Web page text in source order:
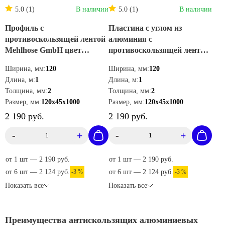
5.0 (1) В наличии
Профиль с
противоскользящей лентой
Mehlhose GmbH цвет
AKM1GF2
Ширина, мм:120
Длина, м:1
Толщина, мм:2
Размер, мм:120х45х1000
2 190 руб.
- +
от 1 шт — 2 190 руб.
от 6 шт — 2 124 руб. -3 %
Показать все
5.0 (1) В наличии
Пластина с углом из
алюминия с
противоскользящей лентой
черный 120х45х1000 мм
AKM1WF2
Ширина, мм:120
Длина, м:1
Толщина, мм:2
Размер, мм:120х45х1000
2 190 руб.
- +
от 1 шт — 2 190 руб.
от 6 шт — 2 124 руб. -3 %
Показать все
Преимущества антискользящих алюминиевых